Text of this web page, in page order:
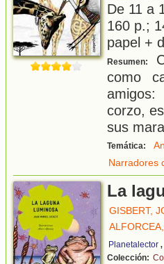
De 11 a
160 p.;
papel +
Resumen:
como
corzo,
sus
Temática:
Narradores
La
GISBERT,
Planetalector
Colección: